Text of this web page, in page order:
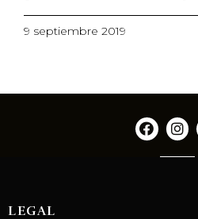
9 septiembre 2019
LEGAL